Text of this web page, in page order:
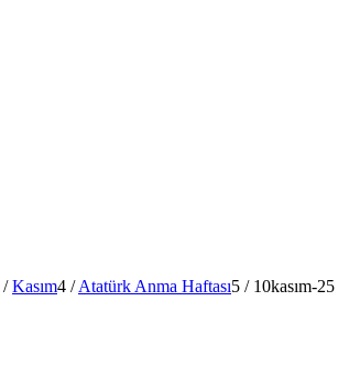
/ Kasım4 / Atatürk Anma Haftası5 / 10kasım-25